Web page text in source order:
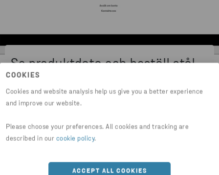
COOKIES
Cookies and website analysis help us give you a better experience
and improve our website.
Please choose your preferences. All cookies and tracking are
described in our cookie policy.
ACCEPT ALL COOKIES
Se produktdata och beställ stål
direkt i vår e-handel
Vårt kompletta sortiment samlat på ett
leverans av produkter och tjänster